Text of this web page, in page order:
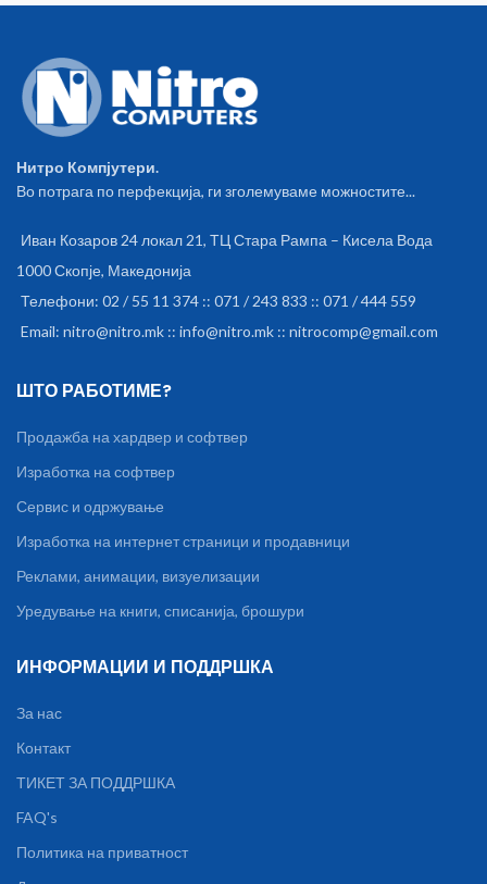
Нитро Компјутери.
Во потрага по перфекција, ги зголемуваме можностите...
Иван Козаров 24 локал 21, ТЦ Стара Рампа – Кисела Вода
1000 Скопје, Македонија
Телефони: 02 / 55 11 374 :: 071 / 243 833 :: 071 / 444 559
Email: nitro@nitro.mk :: info@nitro.mk :: nitrocomp@gmail.com
ШТО РАБОТИМЕ?
Продажба на хардвер и софтвер
Изработка на софтвер
Сервис и одржување
Изработка на интернет страници и продавници
Реклами, анимации, визуелизации
Уредување на книги, списанија, брошури
ИНФОРМАЦИИ И ПОДДРШКА
За нас
Контакт
ТИКЕТ ЗА ПОДДРШКА
FAQ's
Политика на приватност